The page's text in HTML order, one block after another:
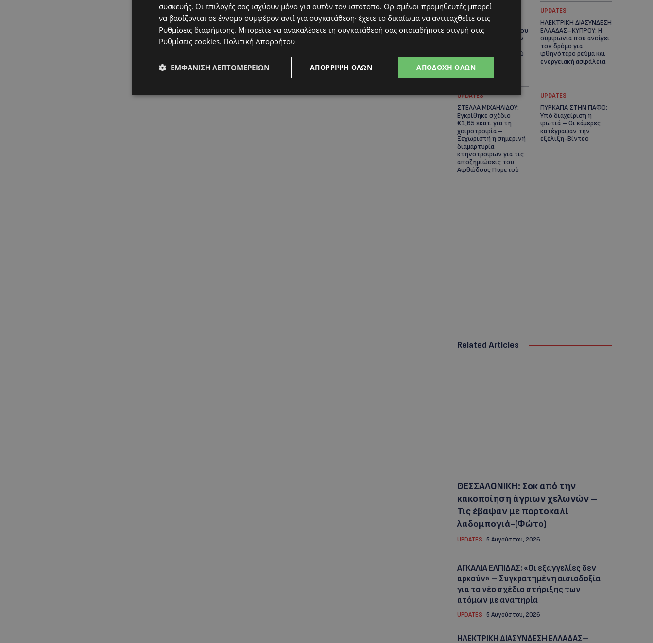
STORIES
ΟΡΦΕΑΣ ΣΟΛΩΜΟΥ: Ο
10χρονος Κύπριος που
πρωταγωνιστεί στην
εξοικονόμησης νερού
κάνουν τη διαφορά -
(Βίντεο)
UPDATES
ΗΛΕΚΤΡΙΚΗ ΔΙΑΣΥΝΔΕΣΗ
ΕΛΛΑΔΑΣ–ΚΥΠΡΟΥ: Η
συμφωνία που ανοίγει
τον δρόμο για
φθηνότερο ρεύμα και
ενεργειακή ασφάλεια
UPDATES
ΣΤΕΛΛΑ ΜΙΧΑΗΛΙΔΟΥ:
Εγκρίθηκε σχέδιο
€1,65 εκατ. για τη
χοιροτροφία –
Ξεχωριστή η σημερινή
διαμαρτυρία
κτηνοτρόφων για τις
αποζημιώσεις του
Αφθώδους Πυρετού
UPDATES
ΠΥΡΚΑΓΙΑ ΣΤΗΝ ΠΑΦΟ:
Υπό διαχείριση η
φωτιά – Οι κάμερες
κατέγραψαν την
εξέλιξη-Βίντεο
Related Articles
ΘΕΣΣΑΛΟΝΙΚΗ: Σοκ από την
κακοποίηση άγριων χελωνών –
Τις έβαψαν με πορτοκαλί
λαδομπογιά-(Φώτο)
UPDATES 5 Αυγούστου, 2026
ΑΓΚΑΛΙΑ ΕΛΠΙΔΑΣ: «Οι εξαγγελίες δεν
αρκούν» – Συγκρατημένη αισιοδοξία
για το νέο σχέδιο στήριξης των
ατόμων με αναπηρία
UPDATES 5 Αυγούστου, 2026
ΗΛΕΚΤΡΙΚΗ ΔΙΑΣΥΝΔΕΣΗ ΕΛΛΑΔΑΣ–
συσκευής. Οι επιλογές σας ισχύουν μόνο για αυτόν τον ιστότοπο. Ορισμένοι προμηθευτές μπορεί
να βασίζονται σε έννομο συμφέρον αντί για συγκατάθεση· έχετε το δικαίωμα να αντιταχθείτε στις
Ρυθμίσεις διαφήμισης. Μπορείτε να ανακαλέσετε τη συγκατάθεσή σας οποιαδήποτε στιγμή στις
Ρυθμίσεις cookies. Πολιτική Απορρήτου
ΑΠΟΔΟΧΉ ΌΛΩΝ
ΑΠΌΡΡΙΨΗ ΌΛΩΝ
ΕΜΦΆΝΙΣΗ ΛΕΠΤΟΜΕΡΕΙΏΝ